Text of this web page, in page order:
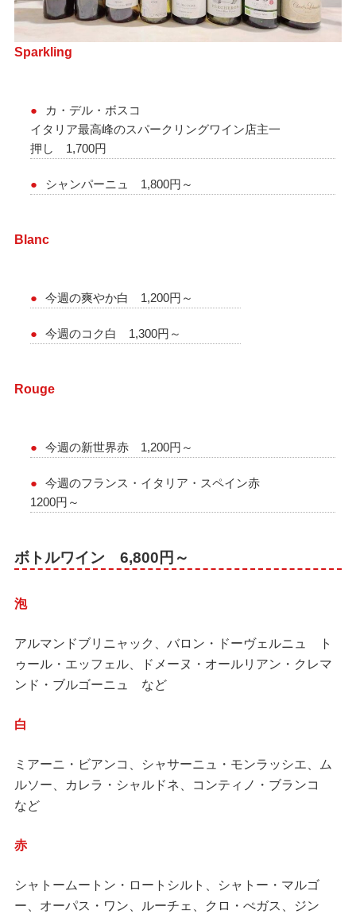
Sparkling
カ・デル・ボスコ
イタリア最高峰のスパークリングワイン店主一
押し 1,700円
シャンパーニュ 1,800円～
Blanc
今週の爽やか白 1,200円～
今週のコク白 1,300円～
Rouge
今週の新世界赤 1,200円～
今週のフランス・イタリア・スペイン赤
1200円～
ボトルワイン 6,800円～
泡
アルマンドブリニャック、バロン・ドーヴェルニュ ト
ゥール・エッフェル、ドメーヌ・オールリアン・クレマ
ンド・ブルゴーニュ など
白
ミアーニ・ビアンコ、シャサーニュ・モンラッシエ、ム
ルソー、カレラ・シャルドネ、コンティノ・ブランコ
など
赤
シャトームートン・ロートシルト、シャトー・マルゴ
ー、オーパス・ワン、ルーチェ、クロ・ぺガス、ジン